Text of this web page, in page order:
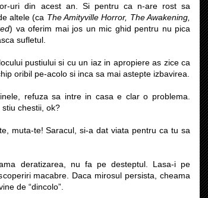
uri din acest an. Si pentru ca n-are rost sa
altele (ca The Amityville Horror, The Awakening,
) va oferim mai jos un mic ghid pentru nu pica
sufletul.
pustiului si cu un iaz in apropiere as zice ca
oribil pe-acolo si inca sa mai astepte izbavirea.
refuza sa intre in casa e clar o problema.
chestii, ok?
muta-te! Saracul, si-a dat viata pentru ca tu sa
deratizarea, nu fa pe desteptul. Lasa-i pe
macabre. Daca mirosul persista, cheama
de “dincolo”.